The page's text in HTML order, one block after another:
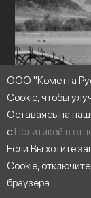
ООО "Кометта
Cookie, чтобы
Оставаясь на
с Политикой в
Если Вы хотите
Cookie,
браузера.